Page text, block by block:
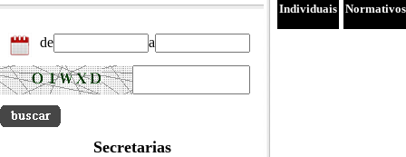
de a
Secretarias
Individuais Normativos